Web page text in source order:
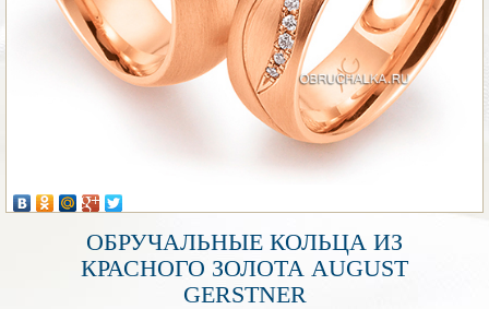
ОБРУЧАЛЬНЫЕ КОЛЬЦА ИЗ
КРАСНОГО ЗОЛОТА AUGUST
GERSTNER